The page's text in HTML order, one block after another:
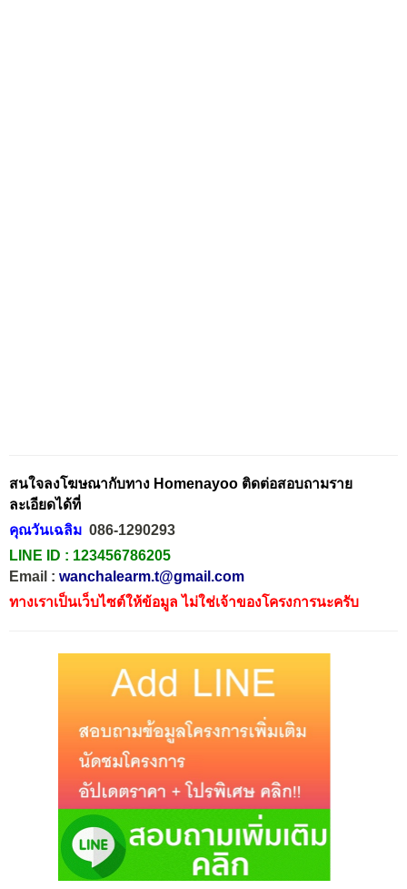
สนใจลงโฆษณากับทาง Homenayoo ติดต่อสอบถามราย
ละเอียดได้ที่
คุณวันเฉลิม 086-1290293
LINE ID : 123456786205
Email : wanchalearm.t@gmail.com
ทางเราเป็นเว็บไซต์ให้ข้อมูล ไม่ใช่เจ้าของโครงการนะครับ